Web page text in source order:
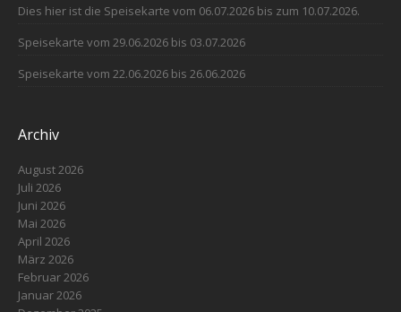
Dies hier ist die Speisekarte vom 06.07.2026 bis zum 10.07.2026.
Speisekarte vom 29.06.2026 bis 03.07.2026
Speisekarte vom 22.06.2026 bis 26.06.2026
Archiv
August 2026
Juli 2026
Juni 2026
Mai 2026
April 2026
März 2026
Februar 2026
Januar 2026